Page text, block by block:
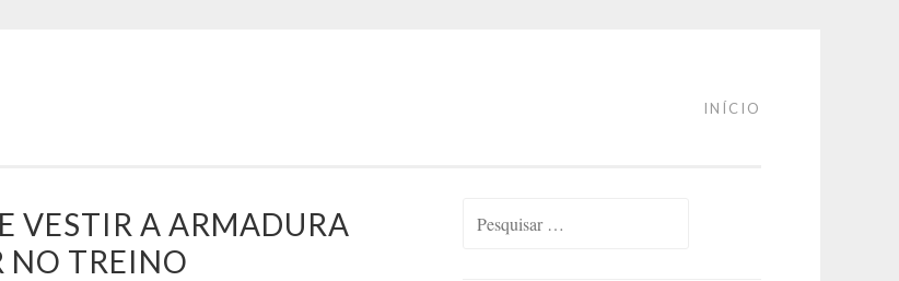
INÍCIO
VESTIR A ARMADURA
NO TREINO